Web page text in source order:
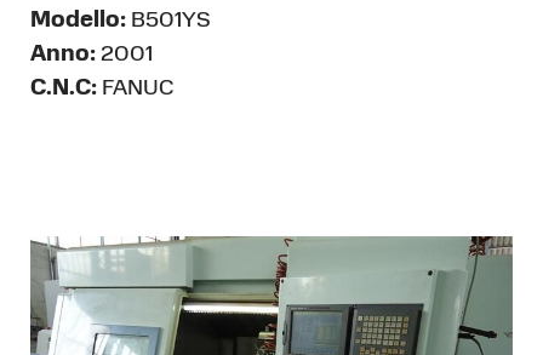
Modello: B501YS
Anno: 2001
C.N.C: FANUC